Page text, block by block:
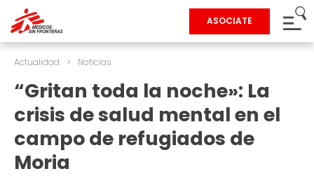
ASOCIATE
Actualidad > Noticias
“Gritan toda la noche»: La
crisis de salud mental en el
campo de refugiados de
Moria